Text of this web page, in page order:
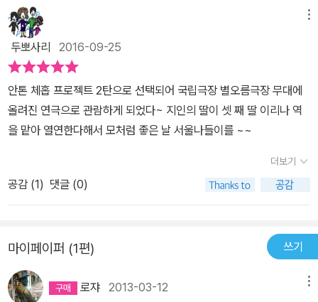
하고 단순하기도 하다. 체호프의 등장인물들은 식사를 하고, 날씨에
관해 이야기하고, 이곳저곳을 왕래할 뿐만 아니라, 그들이 왜 불행하
고, 사회에 아무런 쓸모가 없는지, 또 그런 것이 누구의 잘못인지, 누
가 자신들의 삶을 파괴하고 있는지에 대해서 생각하게 한다. 희곡에
등장하는 인물의 단순한 대사 속에는 의미심장하고, 때로는 비극적이
기까지 한 생각이나 감정, 그리고 행동이 숨겨져 있다. 바로 이것이 유
명한 체호프의 ‘숨겨진 텍스트’이다. 체호프의 희곡 작품들에서는 의
의미를 보존하면서 독자에게 전달되고, 독자로 하여금 작품의 올바른
기저 텍스트 차원에서 드러나는 이러한 특성들은 체호프의 희곡작품
들을 항상 새롭게 인식하게 하는 예술적 차원에서의 중요한 근거를
우리에게 제시해 주고 있다. 체호프의 희곡 작품들에 대한 평가는 시
간의 흐름과 함께 다양한 형태로 나타나고 있다. 이러한 다양한 양상
두뽀사리 2016-09-25
안톤 체홉 프로젝트 2탄으로 선택되어 국립극장 별오름극장 무대에
올려진 연극으로 관람하게 되었다~ 지인의 딸이 셋 째 딸 이리나 역
을 맡아 열연한다해서 모처럼 좋은 날 서울나들이를 ~~
더보기
공감 (1) 댓글 (0)
마이페이퍼 (1편) 쓰기
로쟈 2013-03-12